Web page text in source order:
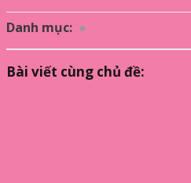
Danh mục:
Bài viết cùng chủ đề: